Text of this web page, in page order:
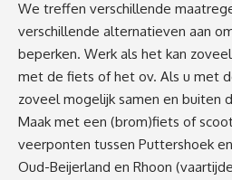
We treffen verschillende
verschillende alternatieven aan
beperken. Werk als het kan
met de fiets of het ov. Als u met
zoveel mogelijk samen en buiten
Maak met een (brom)fiets of
veerponten tussen Puttershoek
Oud-Beijerland en Rhoon